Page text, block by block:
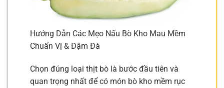
Hướng Dẫn Các Mẹo Nấu Bò Kho Mau Mềm
Chuẩn Vị & Đậm Đà
Chọn đúng loại thịt bò là bước đầu tiên và
quan trọng nhất để có món bò kho mềm rục